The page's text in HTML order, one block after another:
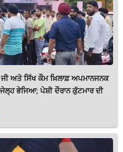
ਅਤੇ ਸਿੱਖ ਕੌਮ ਖ਼ਿਲਾਫ਼ ਅਪਮਾਨਜਨਕ
ਭੇਜਿਆ; ਪੇਸ਼ੀ ਦੌਰਾਨ ਕੁੱਟਮਾਰ ਦੀ